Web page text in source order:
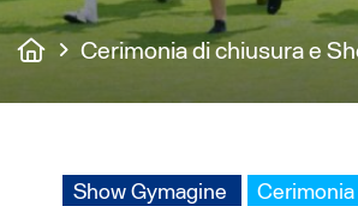
Cerimonia di chiusura e
Show Gymagine